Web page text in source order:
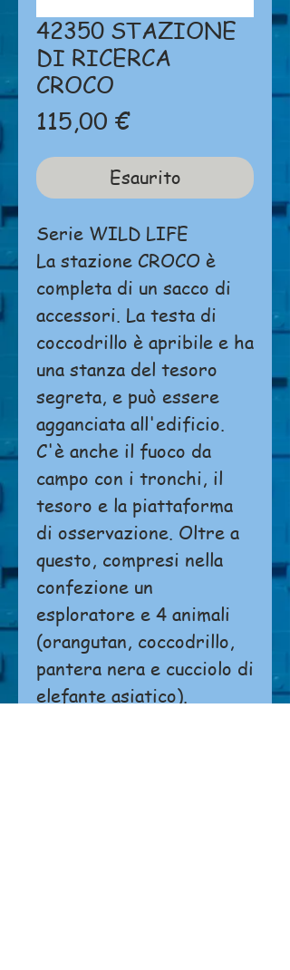
42350 STAZIONE
DI RICERCA
CROCO
115,00 €Prezzo
Esaurito
Serie WILD LIFE
La stazione CROCO è
completa di un sacco di
accessori. La testa di
coccodrillo è apribile e ha
una stanza del tesoro
segreta, e può essere
agganciata all'edificio.
C'è anche il fuoco da
campo con i tronchi, il
tesoro e la piattaforma
di osservazione. Oltre a
questo, compresi nella
confezione un
esploratore e 4 animali
(orangutan, coccodrillo,
pantera nera e cucciolo di
elefante asiatico).